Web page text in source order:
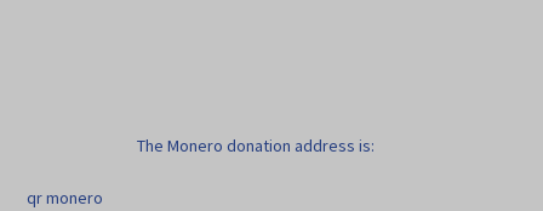
The Monero donation address is:
qr monero